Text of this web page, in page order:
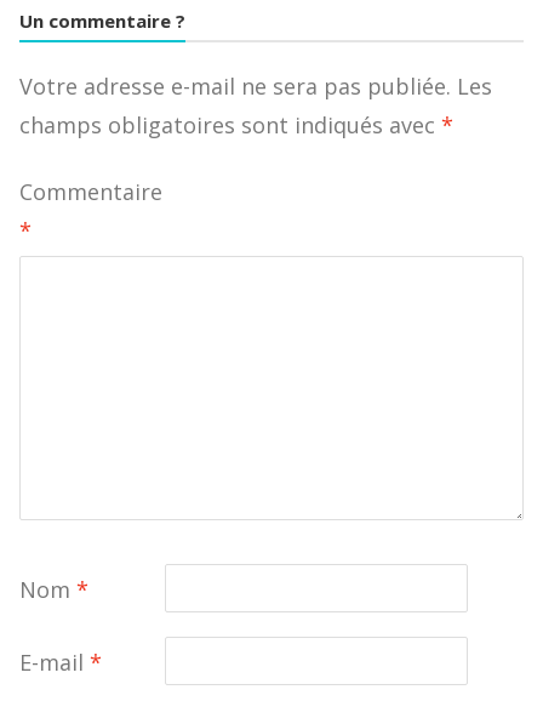
Un commentaire ?
Votre adresse e-mail ne sera pas publiée. Les
champs obligatoires sont indiqués avec *
Commentaire
*
Nom *
E-mail *